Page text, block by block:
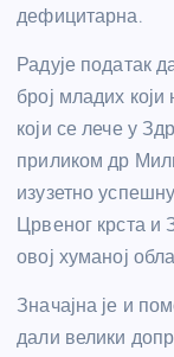
дефицитарна.
Радује податак
број младих
који се лече у
приликом др
изузетно
Црвеног крста и
овој хуманој
Значајна је и
дали велики